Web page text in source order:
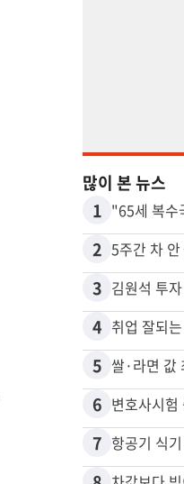
많이 본 뉴스
1
2 5주간 차
3 김원석 투
4 취업 잘되
5
6
7